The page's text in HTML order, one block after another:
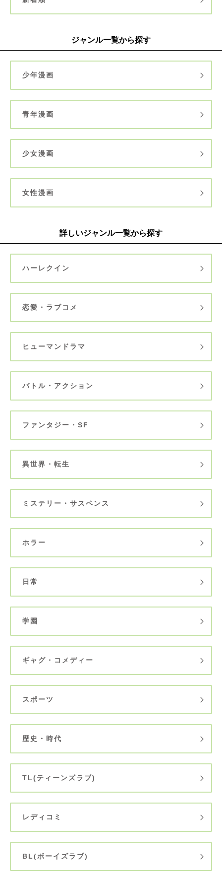
ジャンル一覧から探す
少年漫画
青年漫画
少女漫画
女性漫画
詳しいジャンル一覧から探す
ハーレクイン
恋愛・ラブコメ
ヒューマンドラマ
バトル・アクション
ファンタジー・SF
異世界・転生
ミステリー・サスペンス
ホラー
日常
学園
ギャグ・コメディー
スポーツ
歴史・時代
TL(ティーンズラブ)
レディコミ
BL(ボーイズラブ)